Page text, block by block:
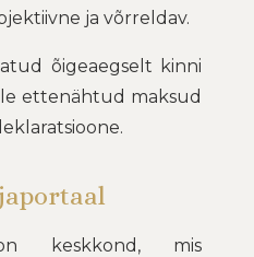
ja võrreldav.
õigeaegselt kinni
ettenähtud maksud
keskkond, mis